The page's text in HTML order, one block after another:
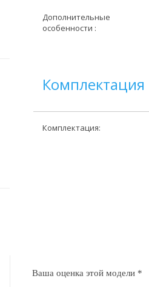
Дополнительные
особенности :
Комплектация
Комплектация:
Ваша оценка этой модели *